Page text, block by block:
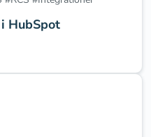
HubSpot